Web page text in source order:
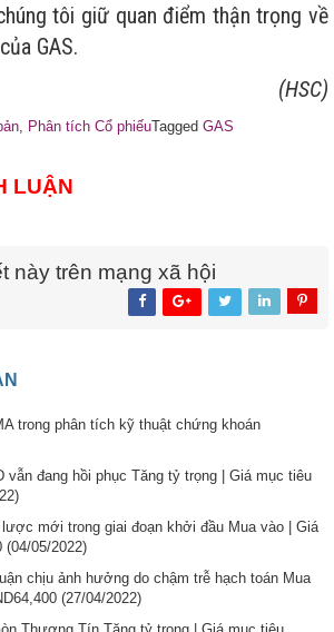
tôi giữ quan điểm thận trọng về
GAS.
(HSC)
Phân tích Cổ phiếuTagged GAS
LUẬN
này trên mạng xã hội
trong phân tích kỹ thuật chứng khoán
vẫn đang hồi phục Tăng tỷ trọng | Giá mục tiêu
lược mới trong giai đoạn khởi đầu Mua vào | Giá
(04/05/2022)
chịu ảnh hưởng do chậm trễ hạch toán Mua
(27/04/2022)